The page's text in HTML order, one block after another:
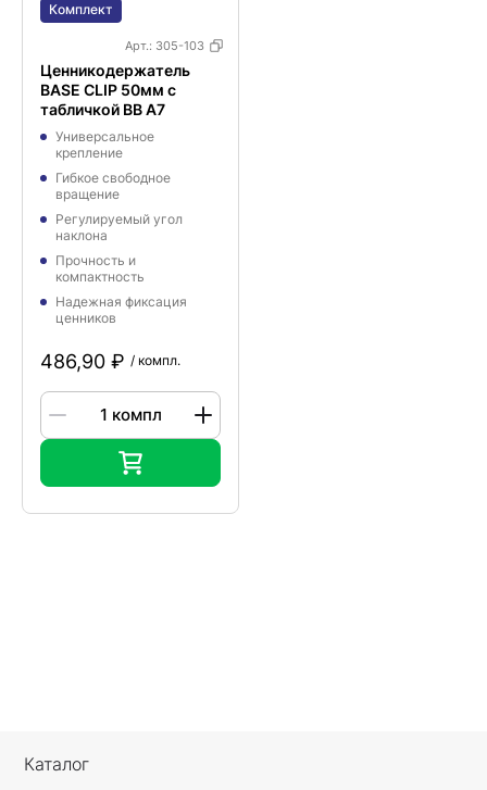
Комплект
Арт.: 305-103
Ценникодержатель
BASE CLIP 50мм с
табличкой BB A7
Универсальное
крепление
Гибкое свободное
вращение
Регулируемый угол
наклона
Прочность и
компактность
Надежная фиксация
ценников
486,90 ₽ / компл.
Каталог